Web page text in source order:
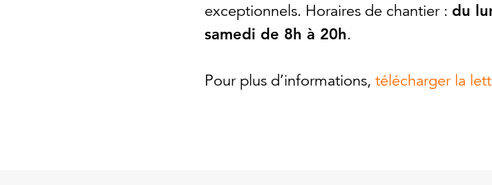
exceptionnels. Horaires de chantier : du
samedi de 8h à 20h.
Pour plus d’informations, télécharger la